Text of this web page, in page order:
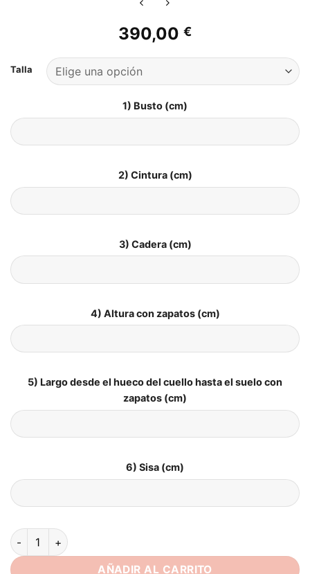
390,00 €
Talla
1) Busto (cm)
2) Cintura (cm)
3) Cadera (cm)
4) Altura con zapatos (cm)
5) Largo desde el hueco del cuello hasta el suelo con
zapatos (cm)
6) Sisa (cm)
Vestido de Novia Corte Sirena Espalda Descubierta cantidad
AÑADIR AL CARRITO